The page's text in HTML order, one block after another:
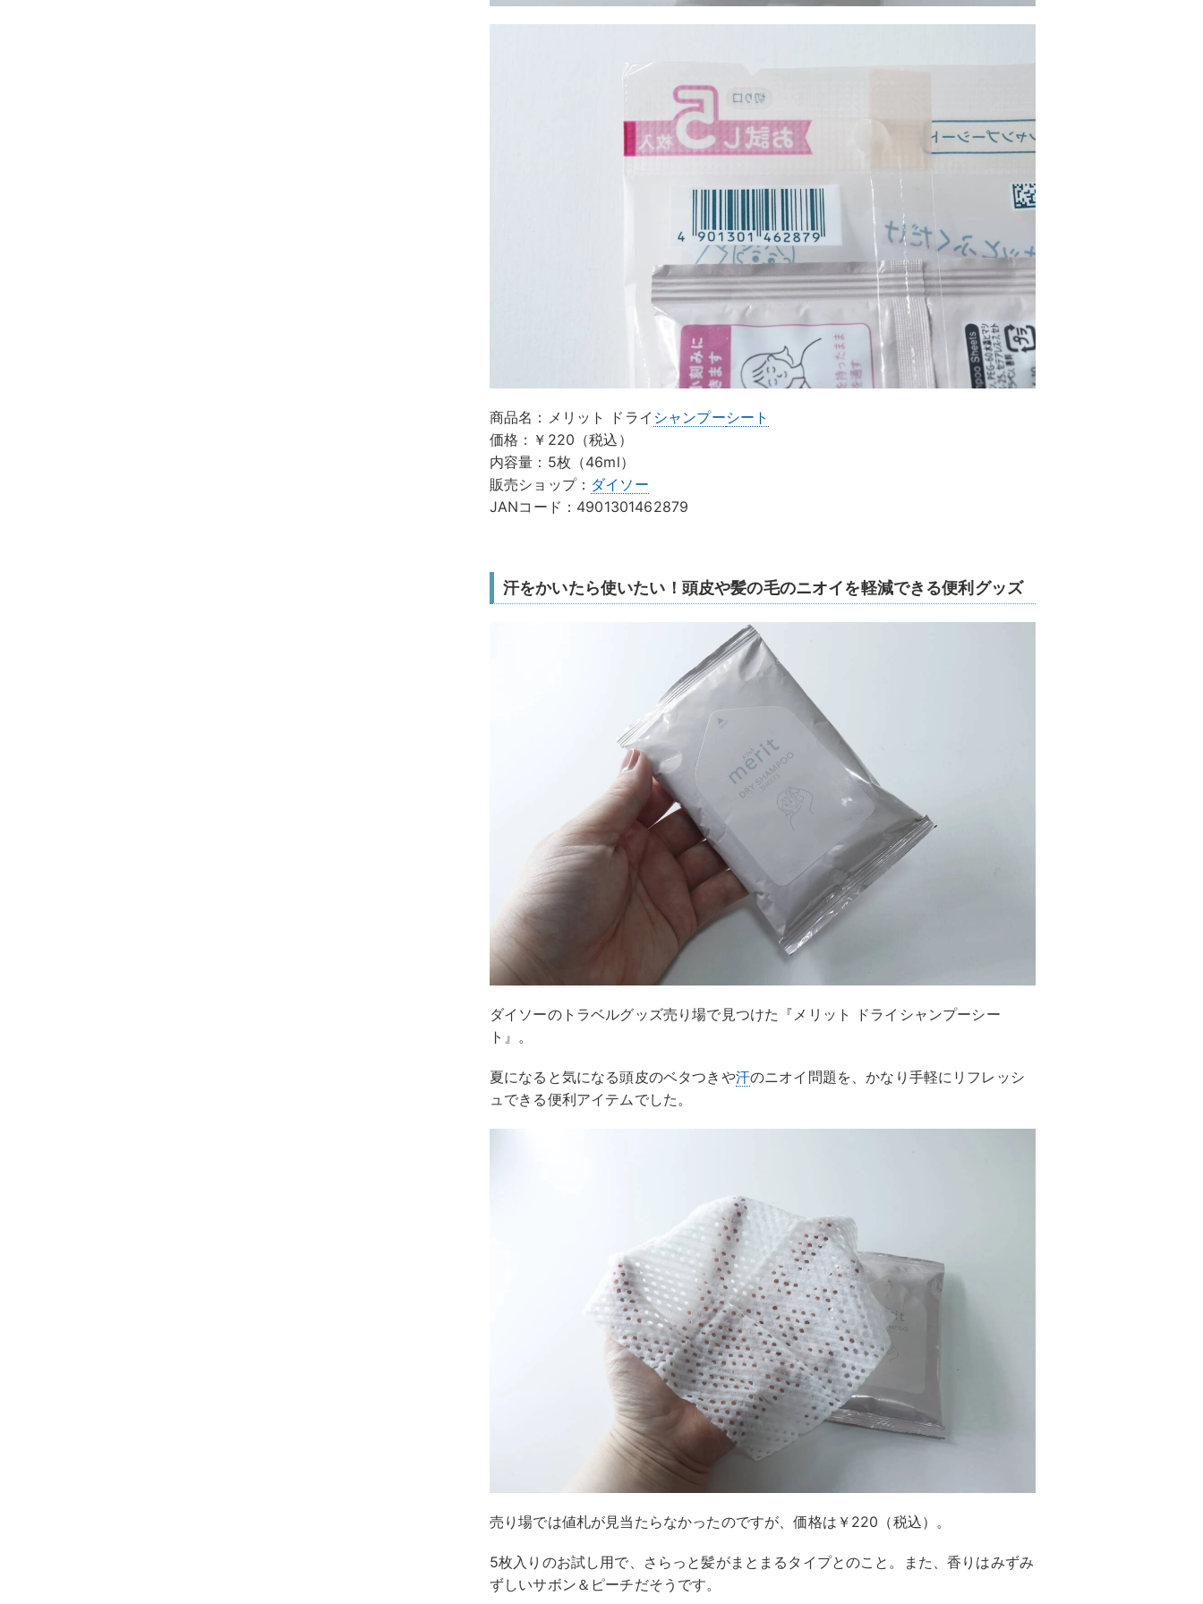
商品名：メリット ドライ シャンプーシート
価格：￥220（税込）
内容量：5枚（46ml）
販売ショップ： ダイソー
JANコード：4901301462879
汗をかいたら使いたい！頭皮や髪の毛のニオイを軽減できる便利グッズ
ダイソーのトラベルグッズ売り場で見つけた『メリット ドライシャンプーシー
ト』。
夏になると気になる頭皮のベタつきや汗のニオイ問題を、かなり手軽にリフレッシ
ュできる便利アイテムでした。
売り場では値札が見当たらなかったのですが、価格は￥220（税込）。
5枚入りのお試し用で、さらっと髪がまとまるタイプとのこと。また、香りはみずみ
ずしいサボン＆ピーチだそうです。